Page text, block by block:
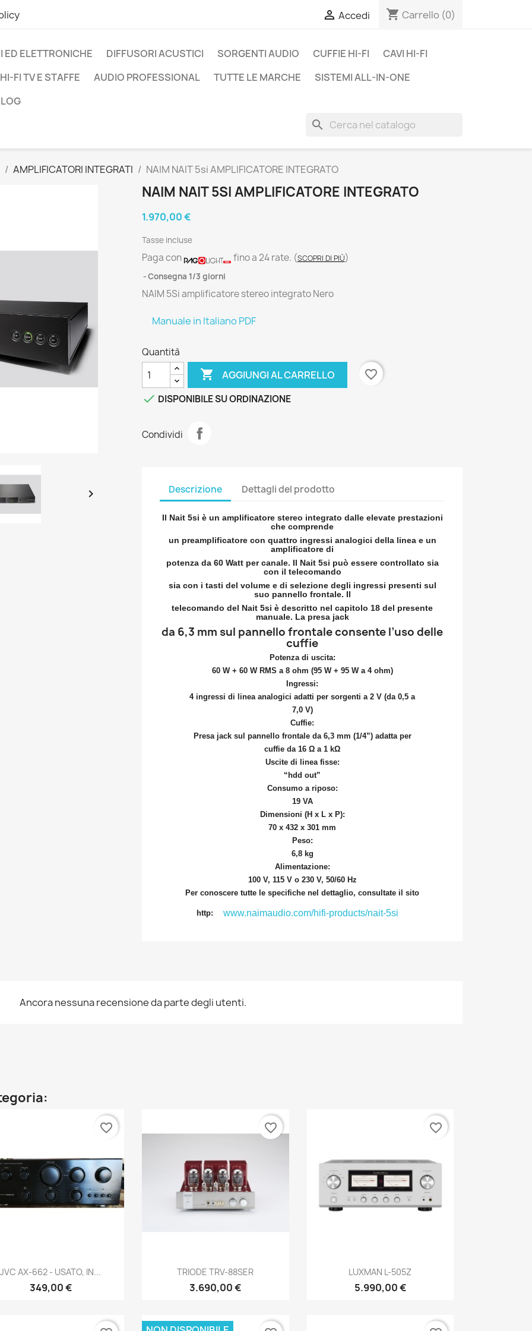
 Accedi shopping_cart Carrello (0)
ED ELETTRONICHE DIFFUSORI ACUSTICI SORGENTI AUDIO CUFFIE HI-FI
CAVI HI-FI
FI TV E STAFFE
AUDIO PROFESSIONAL TUTTE LE MARCHE
SISTEMI ALL-IN-ONE
search
AMPLIFICATORI INTEGRATI NAIM NAIT 5si AMPLIFICATORE INTEGRATO

NAIM NAIT 5SI AMPLIFICATORE INTEGRATO
1.970,00 €
Tasse incluse
Paga con fino a 24 rate. (SCOPRI DI PIÙ)
Consegna 1/3 giorni
NAIM 5Si amplificatore stereo integrato Nero
Manuale in Italiano PDF
Quantità
 AGGIUNGI AL CARRELLO
favorite_border
 DISPONIBILE SU ORDINAZIONE
Condividi
Descrizione Dettagli del prodotto
Il Nait 5si è un amplificatore stereo integrato dalle elevate prestazioni
che comprende
un preamplificatore con quattro ingressi analogici della linea e un
amplificatore di
potenza da 60 Watt per canale. Il Nait 5si può essere controllato sia
con il telecomando
sia con i tasti del volume e di selezione degli ingressi presenti sul
suo pannello frontale. Il
telecomando del Nait 5si è descritto nel capitolo 18 del presente
manuale. La presa jack
da 6,3 mm sul pannello frontale consente l’uso delle
cuffie
Potenza di uscita:
60 W + 60 W RMS a 8 ohm (95 W + 95 W a 4 ohm)
Ingressi:
4 ingressi di linea analogici adatti per sorgenti a 2 V (da 0,5 a
7,0 V)
Cuffie:
Presa jack sul pannello frontale da 6,3 mm (1/4”) adatta per
cuffie da 16 Ω a 1 kΩ
Uscite di linea fisse:
“hdd out”
Consumo a riposo:
19 VA
Dimensioni (H x L x P):
70 x 432 x 301 mm
Peso:
6,8 kg
Alimentazione:
100 V, 115 V o 230 V, 50/60 Hz
Per conoscere tutte le specifiche nel dettaglio, consultate il sito
http: www.naimaudio.com/hifi-products/nait-5si
Ancora nessuna recensione da parte degli utenti.
Anteprima
JVC AX-662 - USATO, IN...
349,00 €
favorite_border
Anteprima
TRIODE TRV-88SER
3.690,00 €
favorite_border
Anteprima
LUXMAN L-505Z
5.990,00 €
favorite_border